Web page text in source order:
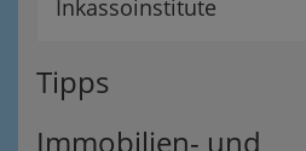
Inkassoinstitute
Tipps
Immobilien- und